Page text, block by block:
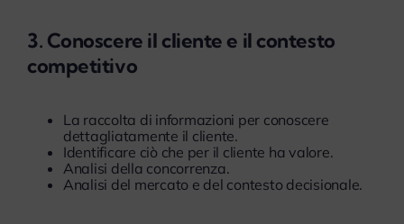
3. Conoscere il cliente e il contesto
competitivo
La raccolta di informazioni per conoscere
dettagliatamente il cliente.
Identificare ciò che per il cliente ha valore.
Analisi della concorrenza.
Analisi del mercato e del contesto decisionale.